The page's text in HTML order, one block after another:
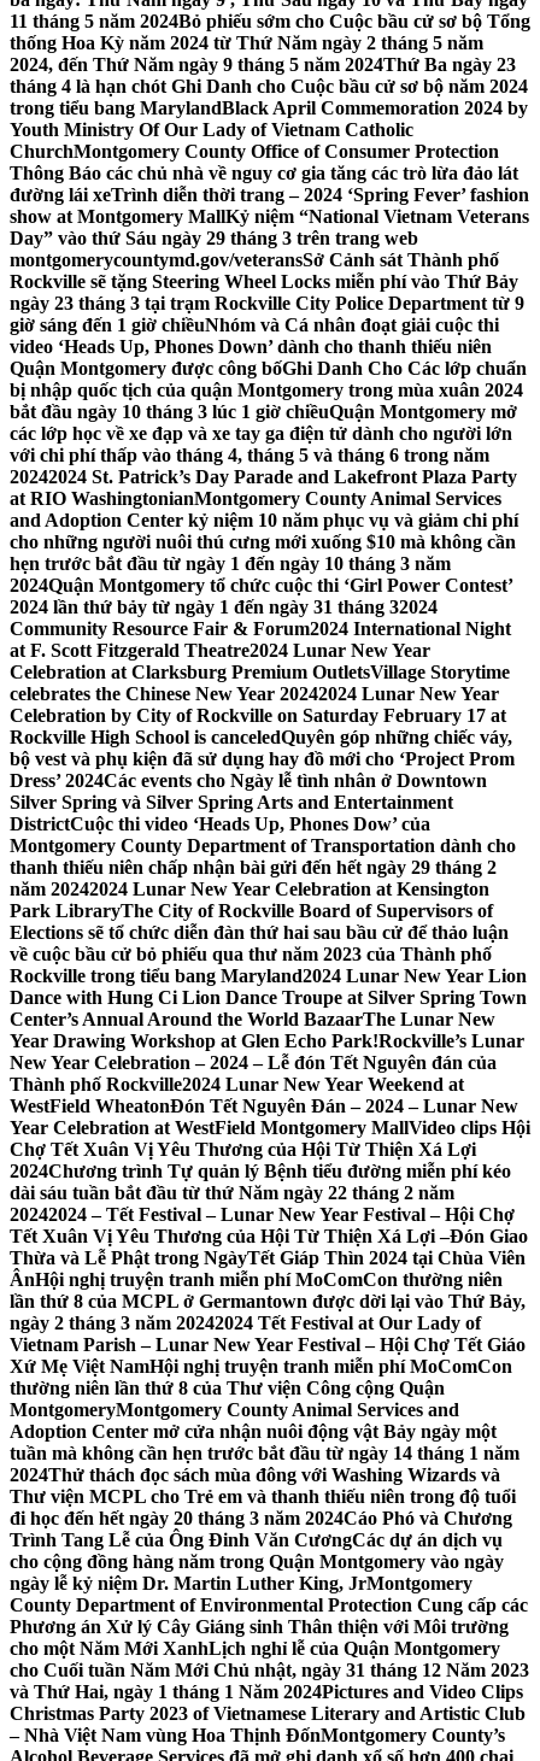
11 tháng 5 năm 2024Bỏ phiếu sớm cho Cuộc bầu cử sơ bộ Tổng
thống Hoa Kỳ năm 2024 từ Thứ Năm ngày 2 tháng 5 năm
2024, đến Thứ Năm ngày 9 tháng 5 năm 2024Thứ Ba ngày 23
tháng 4 là hạn chót Ghi Danh cho Cuộc bầu cử sơ bộ năm 2024
trong tiểu bang MarylandBlack April Commemoration 2024 by
Youth Ministry Of Our Lady of Vietnam Catholic
ChurchMontgomery County Office of Consumer Protection
Thông Báo các chủ nhà về nguy cơ gia tăng các trò lừa đảo lát
đường lái xeTrình diễn thời trang – 2024 ‘Spring Fever’ fashion
show at Montgomery MallKỷ niệm “National Vietnam Veterans
Day” vào thứ Sáu ngày 29 tháng 3 trên trang web
montgomerycountymd.gov/veteransSở Cảnh sát Thành phố
Rockville sẽ tặng Steering Wheel Locks miễn phí vào Thứ Bảy
ngày 23 tháng 3 tại trạm Rockville City Police Department từ 9
giờ sáng đến 1 giờ chiềuNhóm và Cá nhân đoạt giải cuộc thi
video ‘Heads Up, Phones Down’ dành cho thanh thiếu niên
Quận Montgomery được công bốGhi Danh Cho Các lớp chuẩn
bị nhập quốc tịch của quận Montgomery trong mùa xuân 2024
bắt đầu ngày 10 tháng 3 lúc 1 giờ chiềuQuận Montgomery mở
các lớp học về xe đạp và xe tay ga điện tử dành cho người lớn
với chi phí thấp vào tháng 4, tháng 5 và tháng 6 trong năm
20242024 St. Patrick’s Day Parade and Lakefront Plaza Party
at RIO WashingtonianMontgomery County Animal Services
and Adoption Center kỷ niệm 10 năm phục vụ và giảm chi phí
cho những người nuôi thú cưng mới xuống $10 mà không cần
hẹn trước bắt đầu từ ngày 1 đến ngày 10 tháng 3 năm
2024Quận Montgomery tổ chức cuộc thi ‘Girl Power Contest’
2024 lần thứ bảy từ ngày 1 đến ngày 31 tháng 32024
Community Resource Fair & Forum2024 International Night
at F. Scott Fitzgerald Theatre2024 Lunar New Year
Celebration at Clarksburg Premium OutletsVillage Storytime
celebrates the Chinese New Year 20242024 Lunar New Year
Celebration by City of Rockville on Saturday February 17 at
Rockville High School is canceledQuyên góp những chiếc váy,
bộ vest và phụ kiện đã sử dụng hay đồ mới cho ‘Project Prom
Dress’ 2024Các events cho Ngày lễ tình nhân ở Downtown
Silver Spring và Silver Spring Arts and Entertainment
DistrictCuộc thi video ‘Heads Up, Phones Dow’ của
Montgomery County Department of Transportation dành cho
thanh thiếu niên chấp nhận bài gửi đến hết ngày 29 tháng 2
năm 20242024 Lunar New Year Celebration at Kensington
Park LibraryThe City of Rockville Board of Supervisors of
Elections sẽ tổ chức diễn đàn thứ hai sau bầu cử để thảo luận
về cuộc bầu cử bỏ phiếu qua thư năm 2023 của Thành phố
Rockville trong tiểu bang Maryland2024 Lunar New Year Lion
Dance with Hung Ci Lion Dance Troupe at Silver Spring Town
Center’s Annual Around the World BazaarThe Lunar New
Year Drawing Workshop at Glen Echo Park!Rockville’s Lunar
New Year Celebration – 2024 – Lễ đón Tết Nguyên đán của
Thành phố Rockville2024 Lunar New Year Weekend at
WestField WheatonĐón Tết Nguyên Đán – 2024 – Lunar New
Year Celebration at WestField Montgomery MallVideo clips Hội
Chợ Tết Xuân Vị Yêu Thương của Hội Từ Thiện Xá Lợi
2024Chương trình Tự quản lý Bệnh tiểu đường miễn phí kéo
dài sáu tuần bắt đầu từ thứ Năm ngày 22 tháng 2 năm
20242024 – Tết Festival – Lunar New Year Festival – Hội Chợ
Tết Xuân Vị Yêu Thương của Hội Từ Thiện Xá Lợi –Đón Giao
Thừa và Lễ Phật trong NgàyTết Giáp Thìn 2024 tại Chùa Viên
ÂnHội nghị truyện tranh miễn phí MoComCon thường niên
lần thứ 8 của MCPL ở Germantown được dời lại vào Thứ Bảy,
ngày 2 tháng 3 năm 20242024 Tết Festival at Our Lady of
Vietnam Parish – Lunar New Year Festival – Hội Chợ Tết Giáo
Xứ Mẹ Việt NamHội nghị truyện tranh miễn phí MoComCon
thường niên lần thứ 8 của Thư viện Công cộng Quận
MontgomeryMontgomery County Animal Services and
Adoption Center mở cửa nhận nuôi động vật Bảy ngày một
tuần mà không cần hẹn trước bắt đầu từ ngày 14 tháng 1 năm
2024Thử thách đọc sách mùa đông với Washing Wizards và
Thư viện MCPL cho Trẻ em và thanh thiếu niên trong độ tuổi
đi học đến hết ngày 20 tháng 3 năm 2024Cáo Phó và Chương
Trình Tang Lễ của Ông Đinh Văn CươngCác dự án dịch vụ
cho cộng đồng hàng năm trong Quận Montgomery vào ngày
ngày lễ kỷ niệm Dr. Martin Luther King, JrMontgomery
County Department of Environmental Protection Cung cấp các
Phương án Xử lý Cây Giáng sinh Thân thiện với Môi trường
cho một Năm Mới XanhLịch nghỉ lễ của Quận Montgomery
cho Cuối tuần Năm Mới Chủ nhật, ngày 31 tháng 12 Năm 2023
và Thứ Hai, ngày 1 tháng 1 Năm 2024Pictures and Video Clips
Christmas Party 2023 of Vietnamese Literary and Artistic Club
– Nhà Việt Nam vùng Hoa Thịnh ĐốnMontgomery County’s
Alcohol Beverage Services đã mở ghi danh xổ số hơn 400 chai